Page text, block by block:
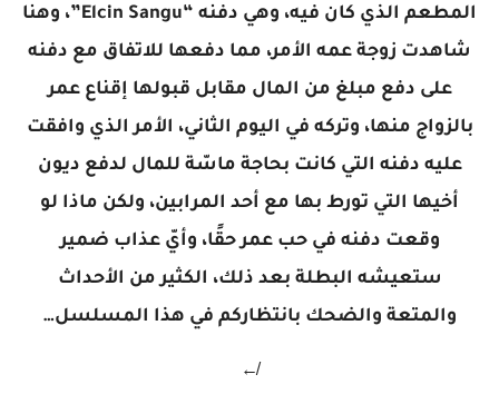
المطعم الذي كان فيه، وهي دفنه “Elcin Sangu”، وهنا
شاهدت زوجة عمه الأمر، مما دفعها للاتفاق مع دفنه
على دفع مبلغ من المال مقابل قبولها إقناع عمر
بالزواج منها، وتركه في اليوم الثاني، الأمر الذي وافقت
عليه دفنه التي كانت بحاجة ماسّة للمال لدفع ديون
أخيها التي تورط بها مع أحد المرابين، ولكن ماذا لو
وقعت دفنه في حب عمر حقًا، وأيّ عذاب ضمير
ستعيشه البطلة بعد ذلك، الكثير من الأحداث
والمتعة والضحك بانتظاركم في هذا المسلسل…
↚